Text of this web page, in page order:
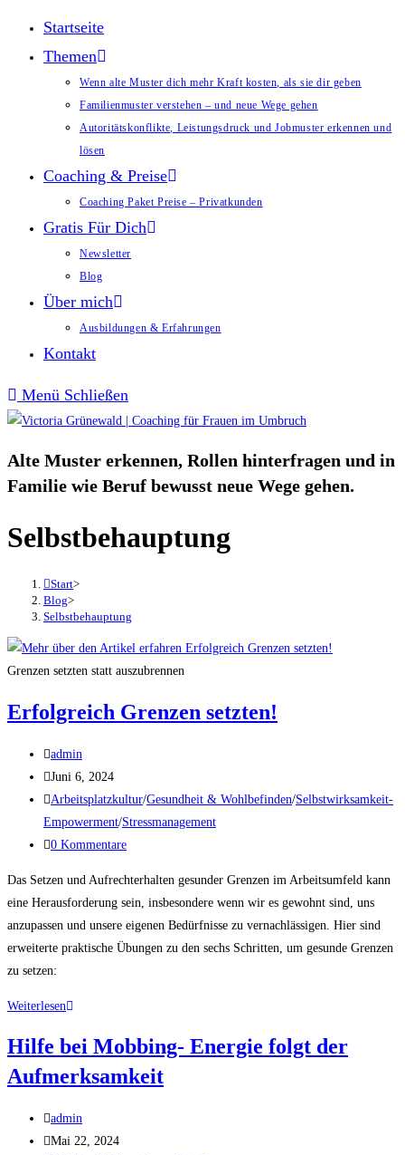
Startseite
Themen
Wenn alte Muster dich mehr Kraft kosten, als sie dir geben
Familienmuster verstehen – und neue Wege gehen
Autoritätskonflikte, Leistungsdruck und Jobmuster erkennen und
lösen
Coaching & Preise
Coaching Paket Preise – Privatkunden
Gratis Für Dich
Newsletter
Blog
Über mich
Ausbildungen & Erfahrungen
Kontakt
Menü Schließen
Alte Muster erkennen, Rollen hinterfragen und in
Familie wie Beruf bewusst neue Wege gehen.
Selbstbehauptung
Start>
Blog>
Selbstbehauptung
Grenzen setzten statt auszubrennen
Erfolgreich Grenzen setzten!
admin
Juni 6, 2024
Arbeitsplatzkultur/Gesundheit & Wohlbefinden/Selbstwirksamkeit-
Empowerment/Stressmanagement
0 Kommentare
Das Setzen und Aufrechterhalten gesunder Grenzen im Arbeitsumfeld kann
eine Herausforderung sein, insbesondere wenn wir es gewohnt sind, uns
anzupassen und unsere eigenen Bedürfnisse zu vernachlässigen. Hier sind
erweiterte praktische Übungen zu den sechs Schritten, um gesunde Grenzen
zu setzen:
Weiterlesen
Hilfe bei Mobbing- Energie folgt der
Aufmerksamkeit
admin
Mai 22, 2024